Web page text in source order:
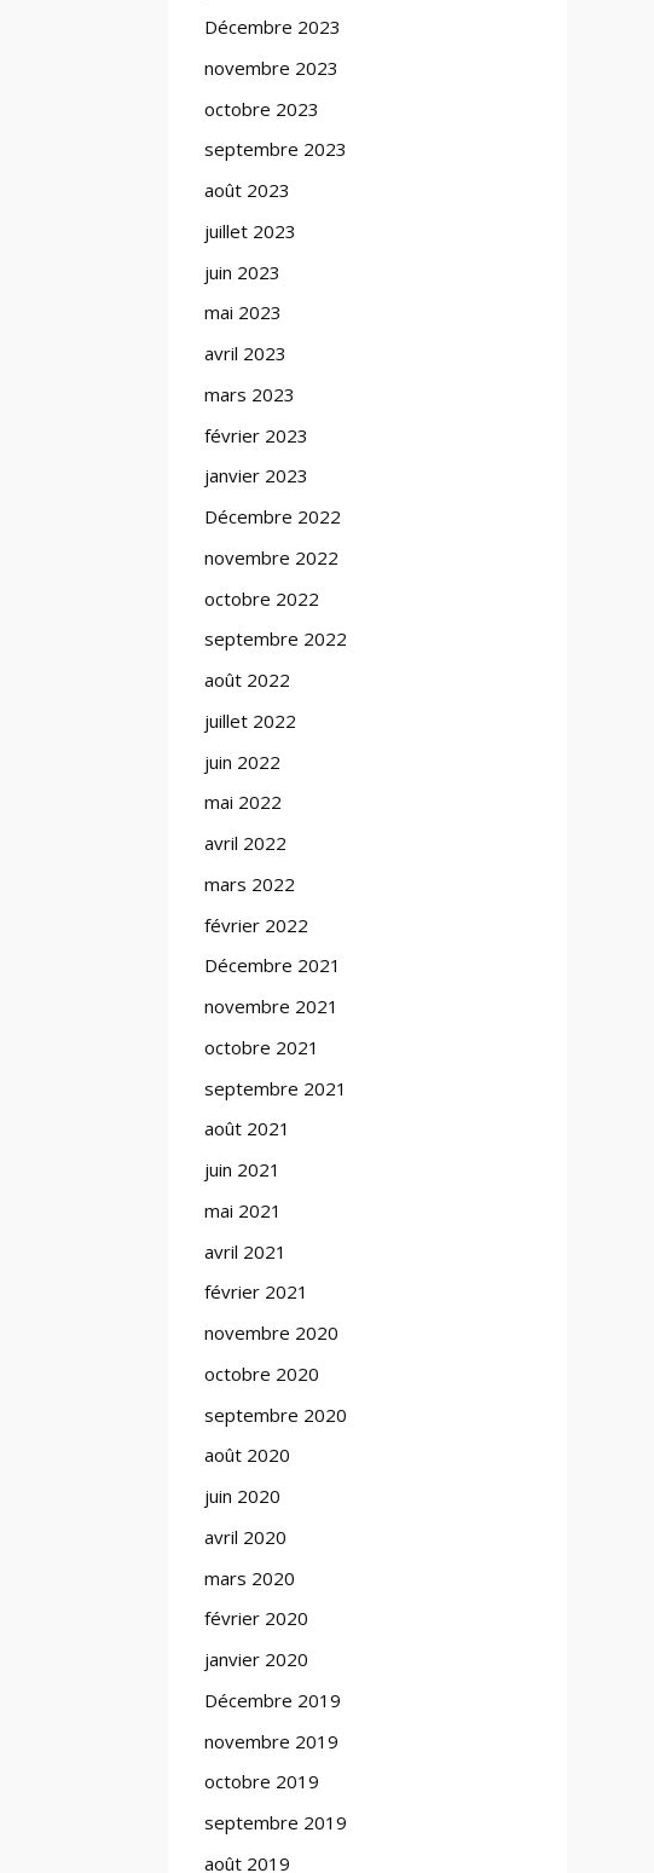
Décembre 2023
novembre 2023
octobre 2023
septembre 2023
août 2023
juillet 2023
juin 2023
mai 2023
avril 2023
mars 2023
février 2023
janvier 2023
Décembre 2022
novembre 2022
octobre 2022
septembre 2022
août 2022
juillet 2022
juin 2022
mai 2022
avril 2022
mars 2022
février 2022
Décembre 2021
novembre 2021
octobre 2021
septembre 2021
août 2021
juin 2021
mai 2021
avril 2021
février 2021
novembre 2020
octobre 2020
septembre 2020
août 2020
juin 2020
avril 2020
mars 2020
février 2020
janvier 2020
Décembre 2019
novembre 2019
octobre 2019
septembre 2019
août 2019